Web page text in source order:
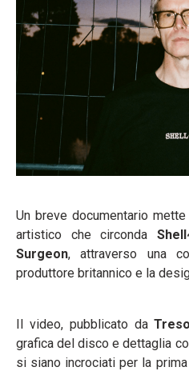
Un breve documentario
artistico che circonda
Surgeon, attraverso una
produttore britannico e la
Il video, pubblicato da
grafica del disco e dettaglia
si siano incrociati per la